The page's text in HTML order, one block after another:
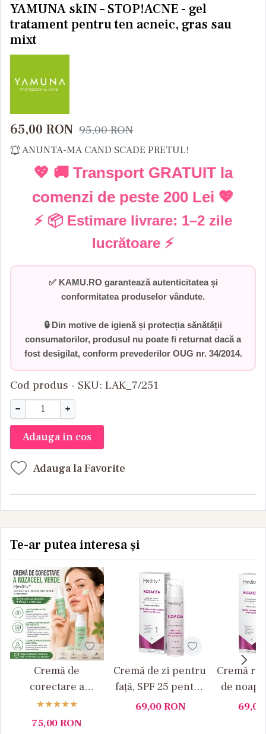
YAMUNA skIN – STOP!ACNE - gel
tratament pentru ten acneic, gras sau
mixt
65,00 RON 95,00RON
ANUNTA-MA CAND SCADE PRETUL!
💖 🚚 Transport GRATUIT la
comenzi de peste 200 Lei 💖
⚡ 📦 Estimare livrare: 1–2 zile
lucrătoare ⚡
✅ KAMU.RO garantează autenticitatea și
conformitatea produselor vândute.
🔒 Din motive de igienă și protecția sănătății
consumatorilor, produsul nu poate fi returnat dacă a
fost desigilat, conform prevederilor OUG nr. 34/2014.
Cod produs - SKU LAK_7/251
− +
Adauga in cos
Adauga la Favorite
Te-ar putea interesa și
Cremă de
corectare a
rozaceei, verde, 30
ml Medity+
75,00RON
Cremă de zi pentru
față, SPF 25 pentru
pielea cu rozacee
69,00RON
Cremă
de
pielea69,00